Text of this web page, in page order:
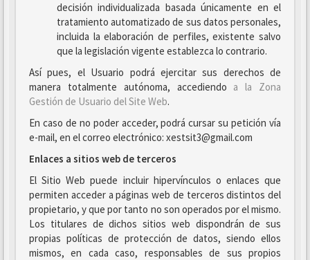
decisión individualizada basada únicamente en el
tratamiento automatizado de sus datos personales,
incluida la elaboración de perfiles, existente salvo
que la legislación vigente establezca lo contrario.
Así pues, el Usuario podrá ejercitar sus derechos de
manera totalmente autónoma, accediendo a la Zona
Gestión de Usuario del Site Web.
En caso de no poder acceder, podrá cursar su petición vía
e-mail, en el correo electrónico: xestsit3@gmail.com
Enlaces a sitios web de terceros
El Sitio Web puede incluir hipervínculos o enlaces que
permiten acceder a páginas web de terceros distintos del
propietario, y que por tanto no son operados por el mismo.
Los titulares de dichos sitios web dispondrán de sus
propias políticas de protección de datos, siendo ellos
mismos, en cada caso, responsables de sus propios